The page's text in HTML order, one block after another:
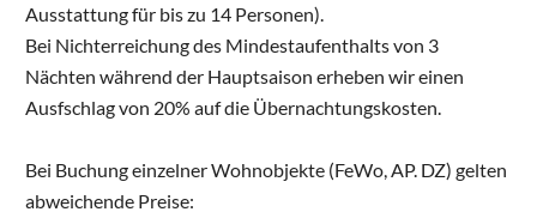
Ausstattung für bis zu 14 Personen).
Bei Nichterreichung des Mindestaufenthalts von 3
Nächten während der Hauptsaison erheben wir einen
Ausfschlag von 20% auf die Übernachtungskosten.
Bei Buchung einzelner Wohnobjekte (FeWo, AP. DZ) gelten
abweichende Preise: